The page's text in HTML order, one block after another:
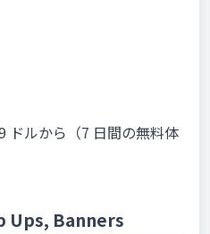
ドルから（7 日間の無料体
Ups, Banners